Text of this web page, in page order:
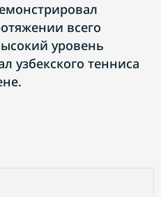
всего
уровень
узбекского тенниса